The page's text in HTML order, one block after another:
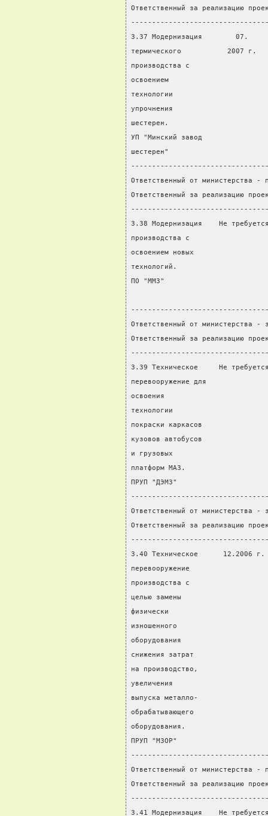
Ответственный за реализацию
3.37 Модернизация
термического           2007
производства с
освоением
технологии
упрочнения
шестерен.
УП "Минский завод
шестерен"
Ответственный от министерства -
Ответственный за реализацию
3.38 Модернизация    Не
производства с
освоением новых
технологий.
ПО "ММЗ"
Ответственный от министерства -
Ответственный за реализацию
3.39 Техническое     Не
перевооружение для
освоения
технологии
покраски каркасов
кузовов автобусов
и грузовых
платформ МАЗ.
ПРУП "ДЭМЗ"
Ответственный от министерства -
Ответственный за реализацию
3.40 Техническое
перевооружение
производства с
целью замены
физически
изношенного
оборудования
снижения затрат
на производство,
увеличения
выпуска металло-
обрабатывающего
оборудования.
ПРУП "МЗОР"
Ответственный от министерства -
Ответственный за реализацию
3.41 Модернизация    Не